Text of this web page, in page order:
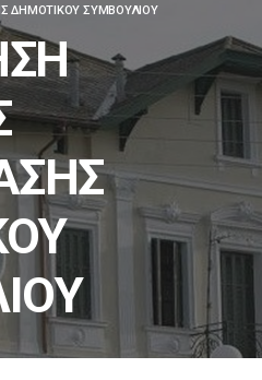
ΔΗΜΟΤΙΚΟΥ ΣΥΜΒΟΥΛΙΟΥ